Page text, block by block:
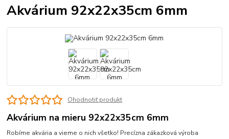
Akvárium 92x22x35cm 6mm
Ohodnotiť produkt
Akvárium na mieru 92x22x35cm 6mm
Robíme akvária a vieme o nich všetko! Precízna zákazková výroba